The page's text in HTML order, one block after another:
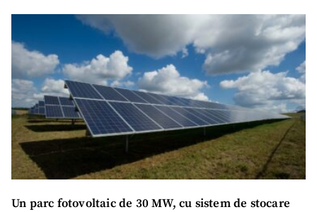
Un parc fotovoltaic de 30 MW, cu sistem de stocare